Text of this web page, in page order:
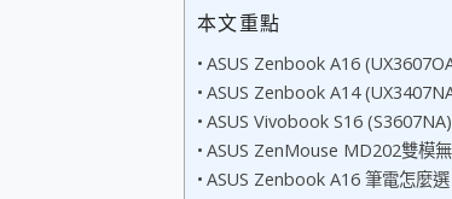
您的專屬AI 助
realme 14 Pro
iPhone、Apple
動靜皆宜「
好玩好拍 vivo
25種洗烘模式
給 MSI Claw 系
本文重點
ASUS Zenbook A16
ASUS Zenbook A14
ASUS Vivobook S16
ASUS ZenMouse MD202雙模
ASUS Zenbook A16 筆電怎麼選